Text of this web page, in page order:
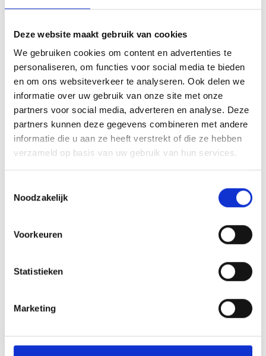
Deze website maakt gebruik van cookies
We gebruiken cookies om content en advertenties te
personaliseren, om functies voor social media te bieden
en om ons websiteverkeer te analyseren. Ook delen we
informatie over uw gebruik van onze site met onze
partners voor social media, adverteren en analyse. Deze
partners kunnen deze gegevens combineren met andere
informatie die u aan ze heeft verstrekt of die ze hebben
verzameld op basis van uw gebruik van hun services.
Noodzakelijk
Voorkeuren
Statistieken
Marketing
INSPIRATIE
RECEPTEN EN TIPS
VAN ONZE GRILL MASTERS
MEER INFORMATIE
BRANDSTOF KIEZEN